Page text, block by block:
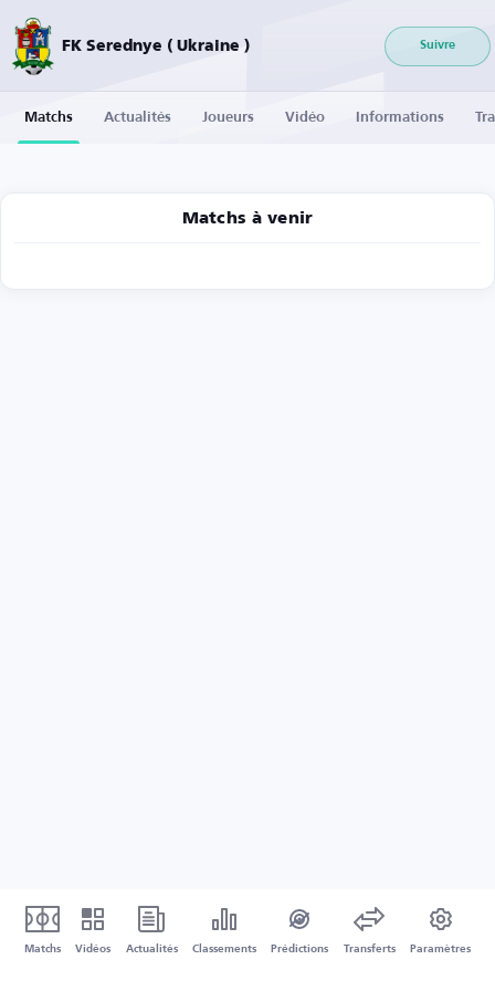
FK Serednye ( Ukraine ) Suivre
Matchs Actualités Joueurs Vidéo Informations
Matchs à venir
Matchs Vidéos Actualités Classements Prédictions Transferts Paramètres